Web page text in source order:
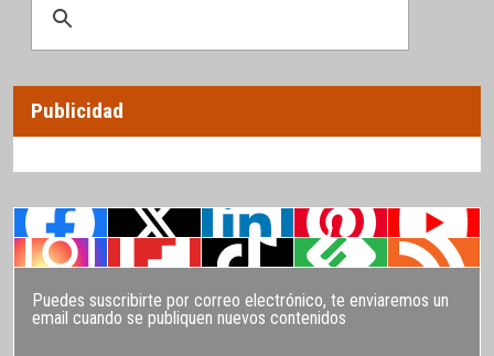
Publicidad
Puedes suscribirte por correo electrónico, te enviaremos un
email cuando se publiquen nuevos contenidos